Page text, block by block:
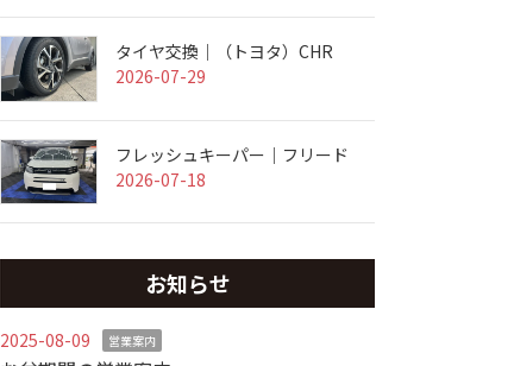
タイヤ交換｜（トヨタ）CHR
2026-07-29
フレッシュキーパー｜フリード
2026-07-18
お知らせ
2025-08-09 営業案内